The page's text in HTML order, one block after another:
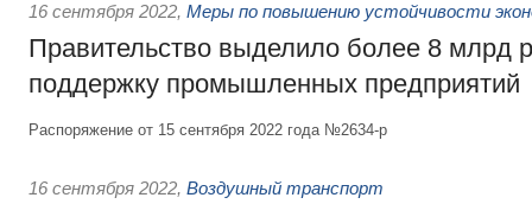
16 сентября 2022, Меры по повышению устойчивости
Правительство выделило более 8 млрд
поддержку промышленных предприятий
Распоряжение от 15 сентября 2022 года №2634-р
16 сентября 2022, Воздушный транспорт